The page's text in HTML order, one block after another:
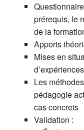
prérequis, le
de la
Apports
Mises en
Les
pédagogie
cas concrets
Validation :